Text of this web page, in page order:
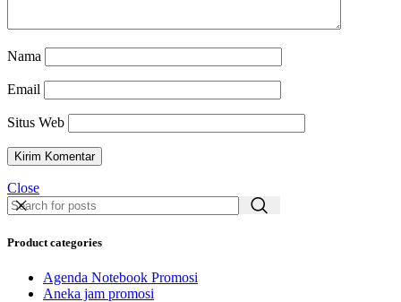
Nama
Email
Situs Web
Close
Product categories
Agenda Notebook Promosi
Aneka jam promosi